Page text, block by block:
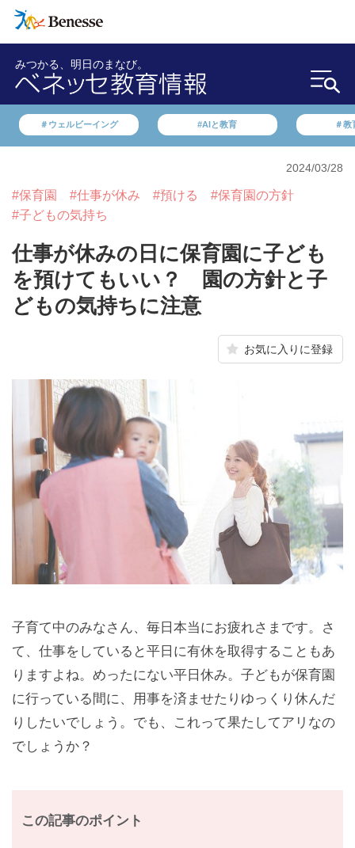
みつかる、明日のまなび。
＃ウェルビーイング #AIと教育 ＃教
2024/03/28
#保育園 #仕事が休み #預ける
#保育園の方針
#子どもの気持ち
仕事が休みの日に保育園に子ども
を預けてもいい？ 園の方針と子
どもの気持ちに注意
お気に入りに登録
子育て中のみなさん、毎日本当にお疲れさまです。さ
て、仕事をしていると平日に有休を取得することもあ
りますよね。めったにない平日休み。子どもが保育園
に行っている間に、用事を済ませたりゆっくり休んだ
りしたいでしょう。でも、これって果たしてアリなの
でしょうか？
この記事のポイント